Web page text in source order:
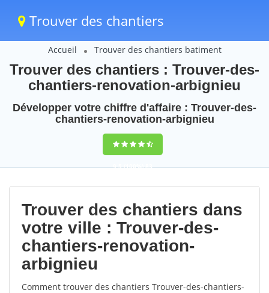
Trouver des chantiers
Accueil Trouver des chantiers batiment
Trouver des chantiers : Trouver-des-
chantiers-renovation-arbignieu
Développer votre chiffre d'affaire : Trouver-des-
chantiers-renovation-arbignieu
9,5(100%)83
votes
Trouver des chantiers dans
votre ville : Trouver-des-
chantiers-renovation-
arbignieu
Comment trouver des chantiers Trouver-des-chantiers-